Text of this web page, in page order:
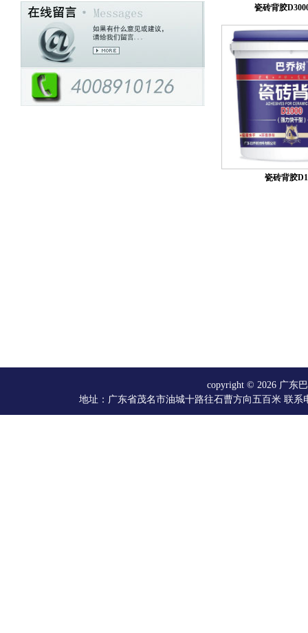
瓷砖背胶
瓷砖背胶
copyright © 2026 广东
地址：广东省茂名市油城十路往石曹方向五百米 联系